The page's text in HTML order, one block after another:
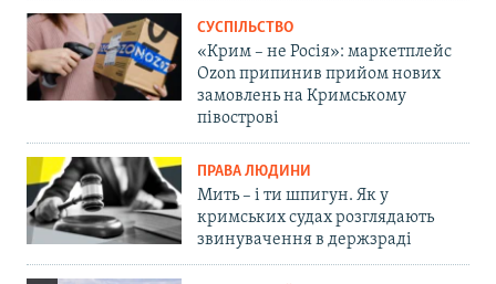
СУСПІЛЬСТВО
«Крим – не Росія»: маркетплейс
Ozon припинив прийом нових
замовлень на Кримському
півострові
ПРАВА ЛЮДИНИ
Мить – і ти шпигун. Як у
кримських судах розглядають
звинувачення в держзраді